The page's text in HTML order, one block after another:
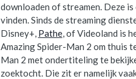
downloaden of streamen. Deze
vinden. Sinds de streaming
Disney+, Pathe, of Videoland is
Amazing Spider-Man 2 om thuis
Man 2 met ondertiteling te
zoektocht. Die zit er namelijk